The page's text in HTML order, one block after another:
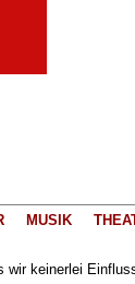
MUSIK
keinerlei